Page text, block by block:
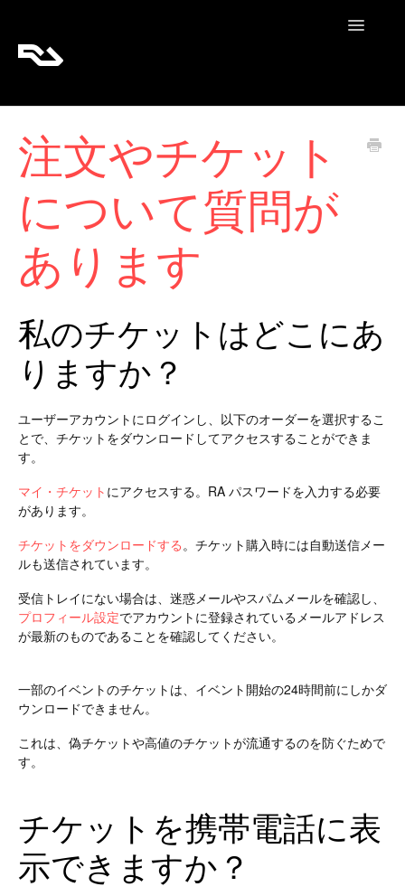
Toggle
RA Pro
RA Content
注文やチケット
について質問が
あります
私のチケットはどこにあ
りますか？
ユーザーアカウントにログインし、以下のオーダーを選択するこ
とで、チケットをダウンロードしてアクセスすることができま
す。
マイ・チケット にアクセスする。RA パスワードを入力する必要
があります。
チケットをダウンロードする。チケット購入時には自動送信メー
ルも送信されています。
受信トレイにない場合は、迷惑メールやスパムメールを確認し、
プロフィール設定でアカウントに登録されているメールアドレス
が最新のものであることを確認してください。
一部のイベントのチケットは、イベント開始の24時間前にしかダ
ウンロードできません。
これは、偽チケットや高値のチケットが流通するのを防ぐためで
す。
チケットを携帯電話に表
示できますか？